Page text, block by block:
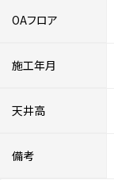
OAフロア
施工年月
天井高
備考